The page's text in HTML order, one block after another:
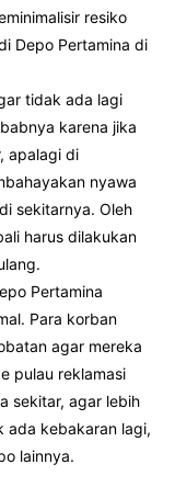
resiko
Depo Pertamina di
tidak ada lagi
karena jika
apalagi di
nyawa
sekitarnya. Oleh
harus dilakukan
Pertamina
Para korban
agar mereka
pulau reklamasi
sekitar, agar lebih
ada kebakaran lagi,
lainnya.